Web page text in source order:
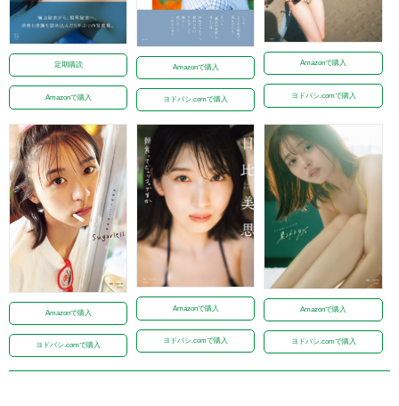
定期購読
Amazonで購入
Amazonで購入
ヨドバシ.comで購入
Amazonで購入
ヨドバシ.comで購入
Amazonで購入
ヨドバシ.comで購入
Amazonで購入
ヨドバシ.comで購入
Amazonで購入
ヨドバシ.comで購入